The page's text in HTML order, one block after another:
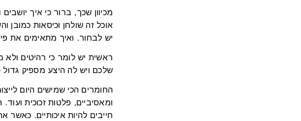
מכיוון שכך, ברור כי איך
אוכל זה שולחן וכיסאות
יש לבחור. ואיך מתאימים את
ראשית יש לומר כי רהיטים
שלכם ויש לה היצע מספיק
החומרים הכי שמישים היום
ומאסיביים, פלטות זכוכית
חייבים להיות איכותיים.